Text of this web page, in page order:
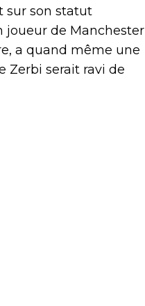
sur son statut
joueur de Manchester
a quand même une
Zerbi serait ravi de